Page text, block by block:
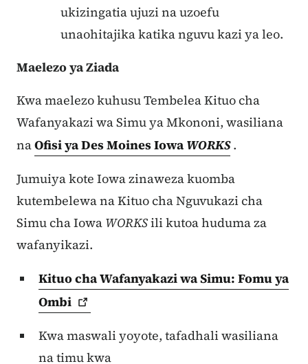
ukizingatia ujuzi na uzoefu
unaohitajika katika nguvu kazi ya leo.
Maelezo ya Ziada
Kwa maelezo kuhusu Tembelea Kituo cha
Wafanyakazi wa Simu ya Mkononi, wasiliana
naOfisi ya Des Moines Iowa WORKS.
Jumuiya kote Iowa zinaweza kuomba
kutembelewa na Kituo cha Nguvukazi cha
Simu cha Iowa WORKSili kutoa huduma za
wafanyikazi.
Kituo cha Wafanyakazi wa Simu: Fomu ya
Ombi
Kwa maswali yoyote, tafadhali wasiliana
na timu kwa